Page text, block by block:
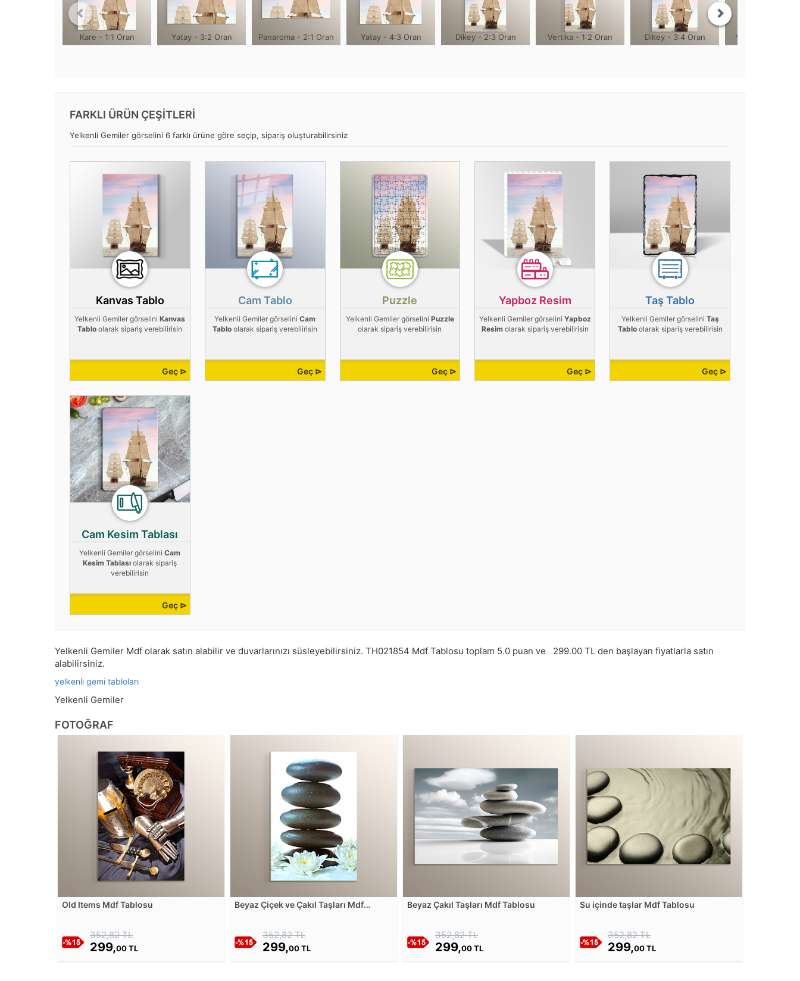
Kare - 1:1 Oran Yatay - 3:2 Oran Panaroma - 2:1 Oran Yatay - 4:3 Oran Dikey - 2:3 Oran Vertika - 1:2 Oran Dikey - 3:4 Oran Yuvarlak - 1:1
FARKLI ÜRÜN ÇEŞİTLERİ
Yelkenli Gemiler görselini 6 farklı ürüne göre seçip, sipariş oluşturabilirsiniz
Kanvas Tablo
Yelkenli Gemiler görseliniKanvas
Tablo olarak sipariş verebilirisin
Geç ⊳
Cam Tablo
Yelkenli Gemiler görseliniCam
Tablo olarak sipariş verebilirisin
Geç ⊳
Puzzle
Yelkenli Gemiler görselini Puzzle
olarak sipariş verebilirisin
Geç ⊳
Yapboz Resim
Yelkenli Gemiler görselini Yapboz
Resimolarak sipariş verebilirisin
Geç ⊳
Taş Tablo
Yelkenli Gemiler görselini Taş
Tabloolarak sipariş verebilirisin
Geç ⊳
Cam Kesim Tablası
Yelkenli Gemiler görseliniCam
Kesim Tablası olarak sipariş
verebilirisin
Geç ⊳
Yelkenli Gemiler Mdf olarak satın alabilir ve duvarlarınızı süsleyebilirsiniz. TH021854 Mdf Tablosu toplam 5.0 puan ve 299.00 TL den başlayan fiyatlarla satın
alabilirsiniz.
yelkenli gemi tabloları
Yelkenli Gemiler
FOTOĞRAF
Old Items Mdf Tablosu
352,82 TL
299,00 TL
Beyaz Çiçek ve Çakıl Taşları Mdf
352,82 TL
299,00 TL
Beyaz Çakıl Taşları Mdf Tablosu
352,82 TL
299,00 TL
Su içinde taşlar Mdf Tablosu
352,82 TL
299,00 TL